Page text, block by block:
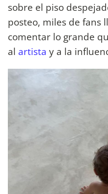
sobre el piso
posteo, miles de fans
comentar lo grande
al artista y a la